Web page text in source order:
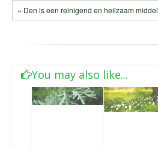
« Den is een reinigend en heilzaam middel
You may also like...